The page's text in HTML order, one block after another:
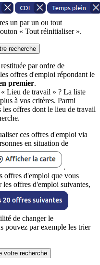
un par un ou tout
« Tout réinitialiser ».
recherche
par ordre de
offres d'emploi répondant le
premier.
Lieu de travail » ? La liste
à vos critères. Parmi
les offres dont le lieu de travail
ces offres d'emploi via
en situation de
.
offres d'emploi que vous
offres d'emploi suivantes,
de changer le
pouvez par exemple les trier
votre recherche